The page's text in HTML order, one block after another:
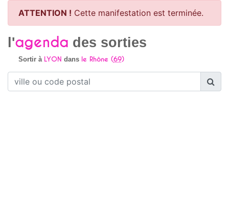
ATTENTION ! Cette manifestation est terminée.
l'agenda des sorties
Sortir à LYON dans le Rhône (69)